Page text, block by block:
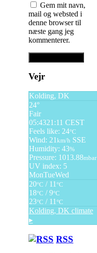
Gem mit navn,
mail og websted i
denne browser til
næste gang jeg
kommenterer.
Vejr
Kolding, DK
24°
Fair
05:4321:11 CEST
Feels like: 24°C
Wind: 21 km/h SSE
Humidity: 43%
Pressure: 1013.88mbar
UV index: 5
MonTueWed
20°C / 11 °C
18°C / 9°C
23°C / 11 °C
Kolding, DK climate
▸
RSS